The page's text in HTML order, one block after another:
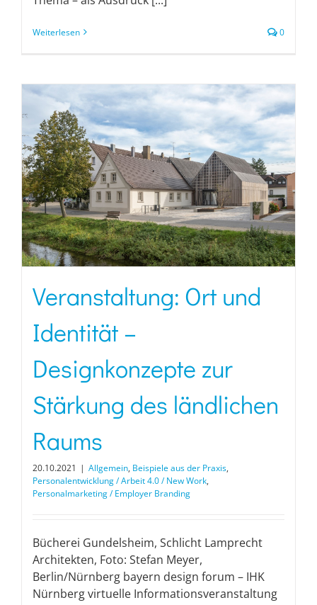
Weiterlesen 0
Veranstaltung: Ort und
Identität –
Designkonzepte zur
Stärkung des ländlichen
Raums
20.10.2021 | Allgemein, Beispiele aus der Praxis,
Personalentwicklung / Arbeit 4.0 / New Work,
Personalmarketing / Employer Branding
Bücherei Gundelsheim, Schlicht Lamprecht
Architekten, Foto: Stefan Meyer,
Berlin/Nürnberg bayern design forum – IHK
Nürnberg virtuelle Informationsveranstaltung